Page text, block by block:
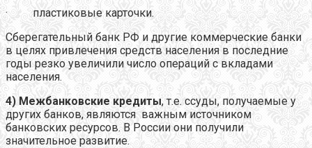
· пластиковые карточки.
Сберегательный банк РФ и другие коммерческие банки
в целях привлечения средств населения в последние
годы резко увеличили число операций с вкладами
населения.
4) Межбанковские кредиты, т.е. ссуды, получаемые у
других банков, являются важным источником
банковских ресурсов. В России они получили
значительное развитие.